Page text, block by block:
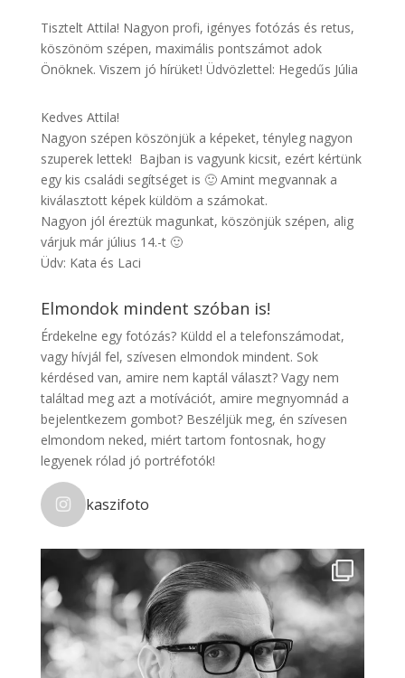
Tisztelt Attila! Nagyon profi, igényes fotózás és retus,
köszönöm szépen, maximális pontszámot adok
Önöknek. Viszem jó hírüket! Üdvözlettel: Hegedűs Júlia
Kedves Attila!
Nagyon szépen köszönjük a képeket, tényleg nagyon
szuperek lettek! Bajban is vagyunk kicsit, ezért kértünk
egy kis családi segítséget is 🙂 Amint megvannak a
kiválasztott képek küldöm a számokat.
Nagyon jól éreztük magunkat, köszönjük szépen, alig
várjuk már július 14.-t 🙂
Üdv: Kata és Laci
Elmondok mindent szóban is!
Érdekelne egy fotózás? Küldd el a telefonszámodat,
vagy hívjál fel, szívesen elmondok mindent. Sok
kérdésed van, amire nem kaptál választ? Vagy nem
találtad meg azt a motívációt, amire megnyomnád a
bejelentkezem gombot? Beszéljük meg, én szívesen
elmondom neked, miért tartom fontosnak, hogy
legyenek rólad jó portréfotók!
kaszifoto